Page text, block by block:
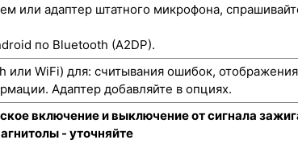
или адаптер штатного микрофона,
по Bluetooth (A2DP).
WiFi) для: считывания ошибок,
Адаптер добавляйте в опциях.
включение и выключение от сигнала
- уточняйте